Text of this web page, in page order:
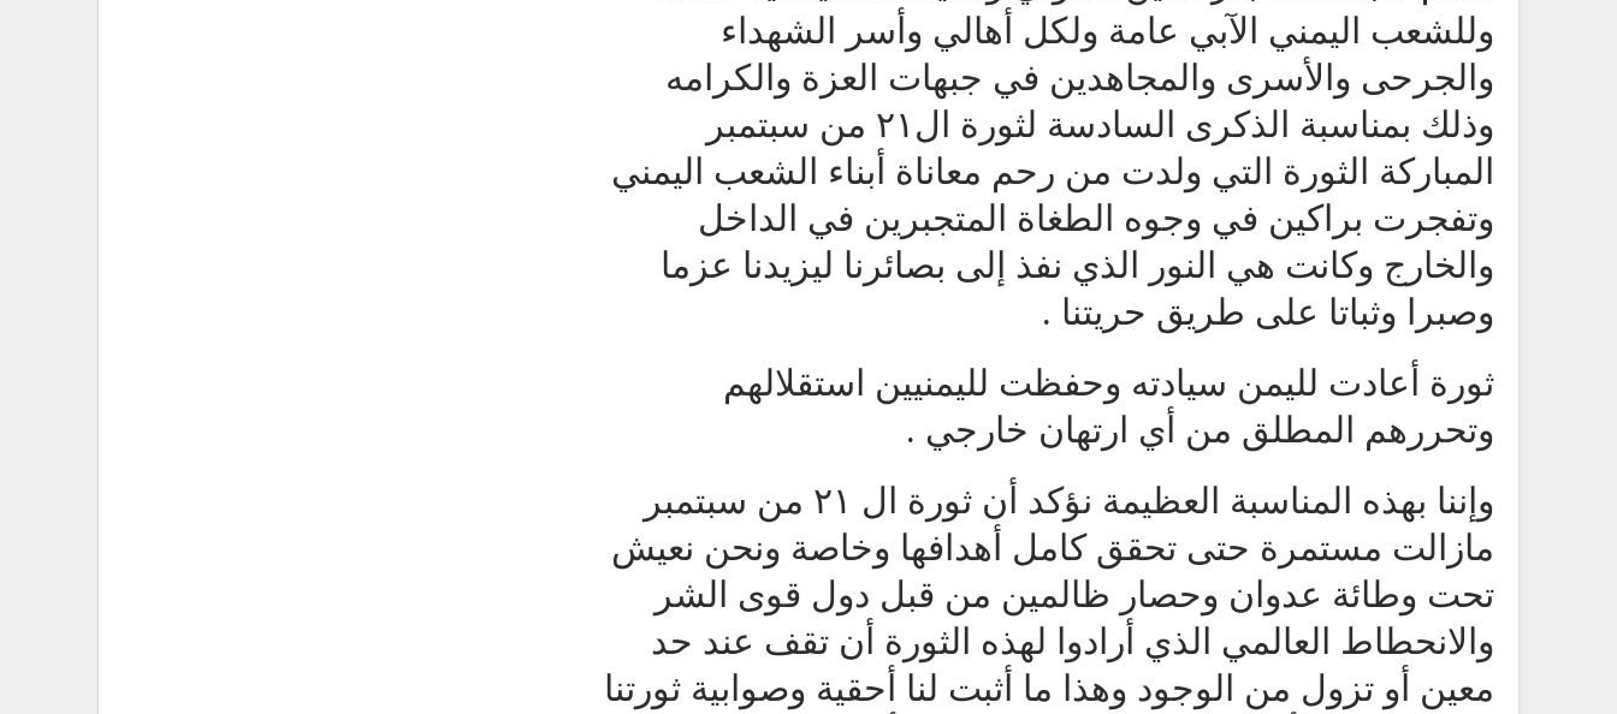
وللشعب اليمني الآبي عامة ولكل أهالي وأسر الشهداء
والجرحى والأسرى والمجاهدين في جبهات العزة والكرامه
وذلك بمناسبة الذكرى السادسة لثورة ال٢١ من سبتمبر
المباركة الثورة التي ولدت من رحم معاناة أبناء الشعب اليمني
وتفجرت براكين في وجوه الطغاة المتجبرين في الداخل
والخارج وكانت هي النور الذي نفذ إلى بصائرنا ليزيدنا عزما
وصبرا وثباتا على طريق حريتنا .
ثورة أعادت لليمن سيادته وحفظت لليمنيين استقلالهم
وتحررهم المطلق من أي ارتهان خارجي .
وإننا بهذه المناسبة العظيمة نؤكد أن ثورة ال ٢١ من سبتمبر
مازالت مستمرة حتى تحقق كامل أهدافها وخاصة ونحن نعيش
تحت وطائة عدوان وحصار ظالمين من قبل دول قوى الشر
والانحطاط العالمي الذي أرادوا لهذه الثورة أن تقف عند حد
معين أو تزول من الوجود وهذا ما أثبت لنا أحقية وصوابية ثورتنا